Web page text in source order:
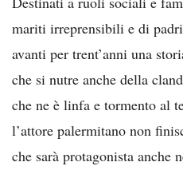
mariti irreprensibili e di
avanti per trent’anni una
che si nutre anche della
che ne è linfa e tormento al
l’attore palermitano non
che sarà protagonista anche